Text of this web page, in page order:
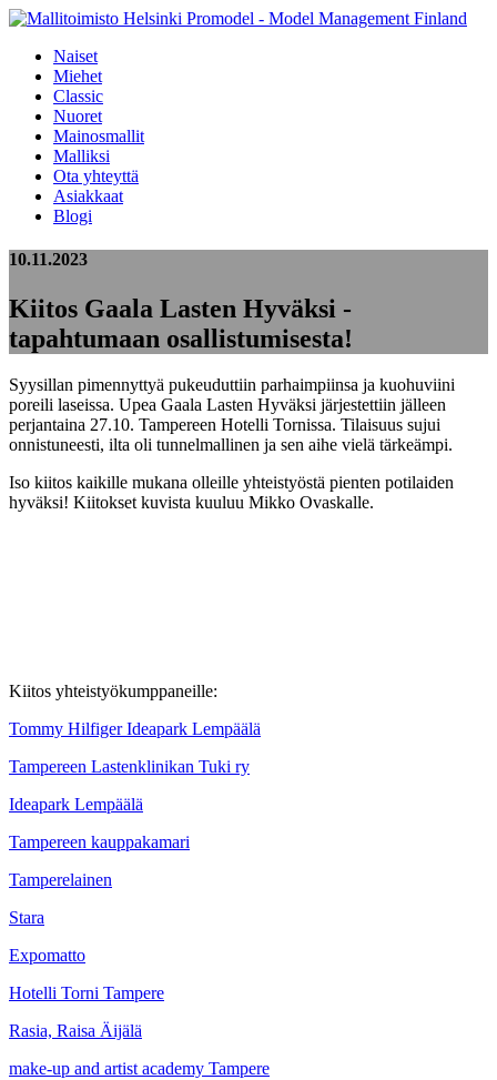
Naiset
Miehet
Classic
Nuoret
Mainosmallit
Malliksi
Ota yhteyttä
Asiakkaat
Blogi
10.11.2023
Kiitos Gaala Lasten Hyväksi -
tapahtumaan osallistumisesta!
Syysillan pimennyttyä pukeuduttiin parhaimpiinsa ja kuohuviini
poreili laseissa. Upea Gaala Lasten Hyväksi järjestettiin jälleen
perjantaina 27.10. Tampereen Hotelli Tornissa. Tilaisuus sujui
onnistuneesti, ilta oli tunnelmallinen ja sen aihe vielä tärkeämpi.
Iso kiitos kaikille mukana olleille yhteistyöstä pienten potilaiden
hyväksi! Kiitokset kuvista kuuluu Mikko Ovaskalle.
Kiitos yhteistyökumppaneille:
Tommy Hilfiger Ideapark Lempäälä
Tampereen Lastenklinikan Tuki ry
Ideapark Lempäälä
Tampereen kauppakamari
Tamperelainen
Stara
Expomatto
Hotelli Torni Tampere
Rasia, Raisa Äijälä
make-up and artist academy Tampere